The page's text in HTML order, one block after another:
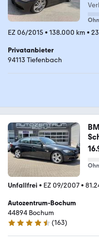
EZ 06/2015 • 138.000 km •
Privatanbieter
94113 Tiefenbach
Unfallfrei • EZ 09/2007•
Autozentrum-Bochum
44894 Bochum
4.7 Sterne
(163)